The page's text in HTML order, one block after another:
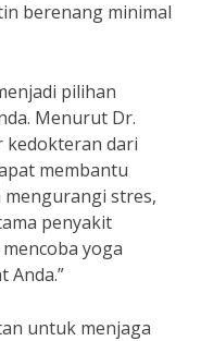
berenang minimal
pilihan
Menurut Dr.
kedokteran dari
membantu
stres,
penyakit
yoga
Anda.”
untuk menjaga